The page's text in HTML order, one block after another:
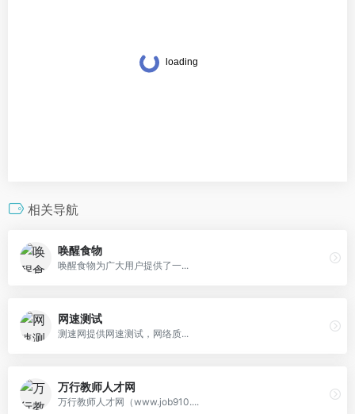
相关导航
唤醒食物
唤醒食物为广大用户提供了一...
网速测试
测速网提供网速测试，网络质...
万行教师人才网
万行教师人才网（www.job910....